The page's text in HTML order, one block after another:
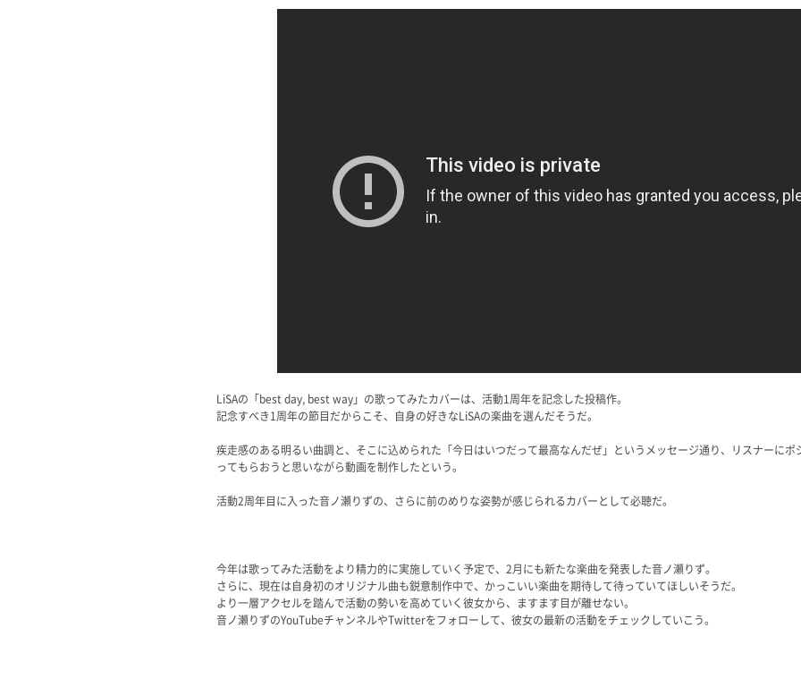
LiSAの「best day, best way」の歌ってみたカバーは、活動1周年を記念した投稿作。
記念すべき1周年の節目だからこそ、自身の好きなLiSAの楽曲を選んだそうだ。
疾走感のある明るい曲調と、そこに込められた「今日はいつだって最高なんだぜ」というメッセージ通り、リスナーに
ってもらおうと思いながら動画を制作したという。
活動2周年目に入った音ノ瀬りずの、さらに前のめりな姿勢が感じられるカバーとして必聴だ。
今年は歌ってみた活動をより精力的に実施していく予定で、2月にも新たな楽曲を発表した音ノ瀬りず。
さらに、現在は自身初のオリジナル曲も鋭意制作中で、かっこいい楽曲を期待して待っていてほしいそうだ。
より一層アクセルを踏んで活動の勢いを高めていく彼女から、ますます目が離せない。
音ノ瀬りずのYouTubeチャンネルやTwitterをフォローして、彼女の最新の活動をチェックしていこう。